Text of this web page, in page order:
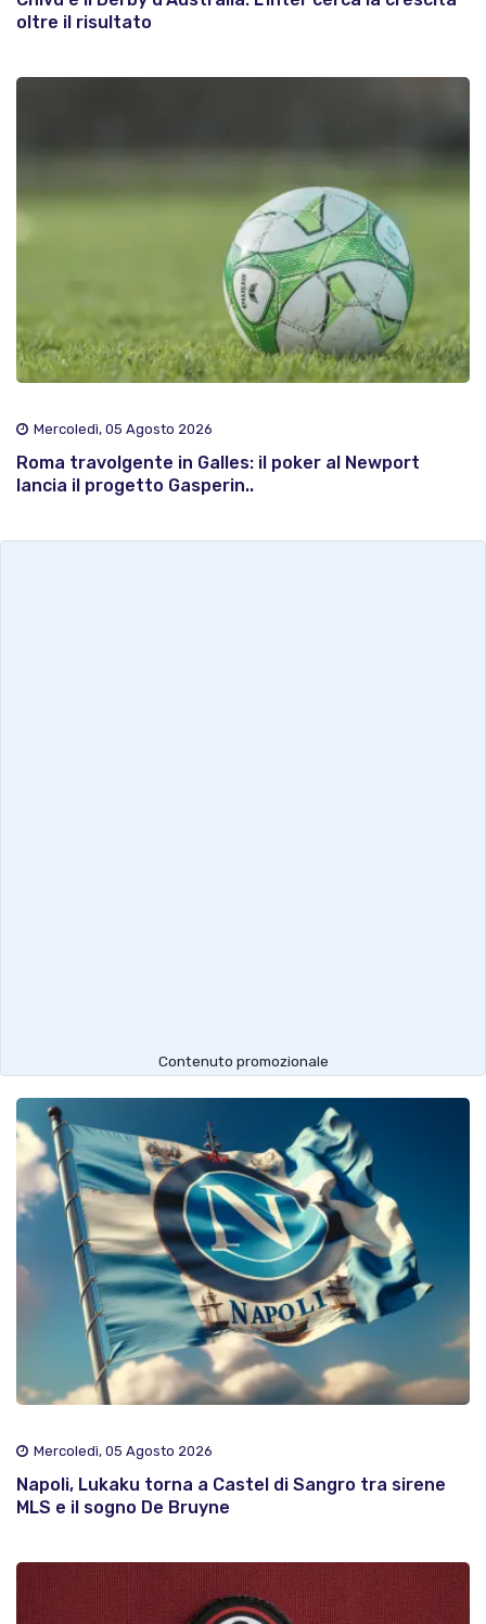
oltre il risultato
Mercoledì, 05 Agosto 2026
Roma travolgente in Galles: il poker al Newport
lancia il progetto Gasperin..
Contenuto promozionale
Mercoledì, 05 Agosto 2026
Napoli, Lukaku torna a Castel di Sangro tra sirene
MLS e il sogno De Bruyne